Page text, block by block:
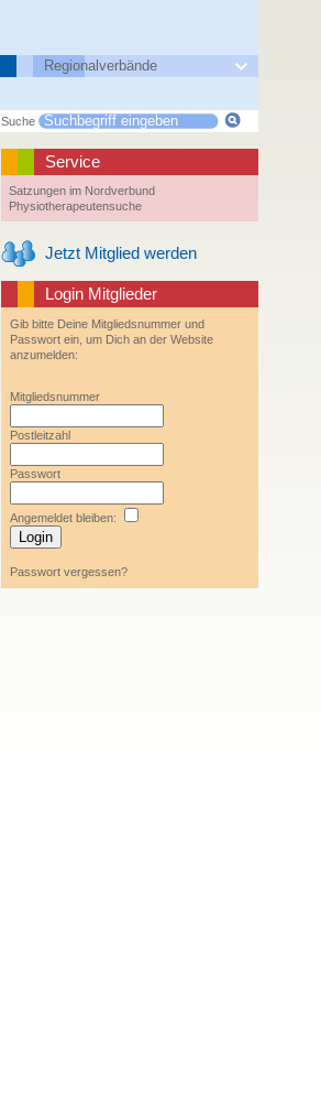
Regionalverbände
Suche
Service
Satzungen im Nordverbund
Physiotherapeutensuche
Jetzt Mitglied werden
Login Mitglieder
Gib bitte Deine Mitgliedsnummer und
Passwort ein, um Dich an der Website
anzumelden:
Mitgliedsnummer
Postleitzahl
Passwort
Angemeldet bleiben:
Passwort vergessen?